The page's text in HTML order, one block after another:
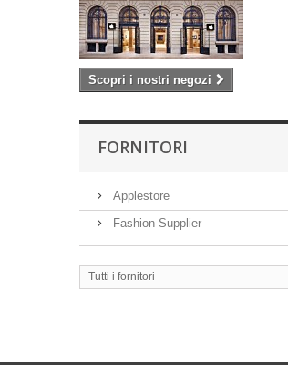
Scopri i nostri negozi
FORNITORI
Applestore
Fashion Supplier
Tutti i fornitori